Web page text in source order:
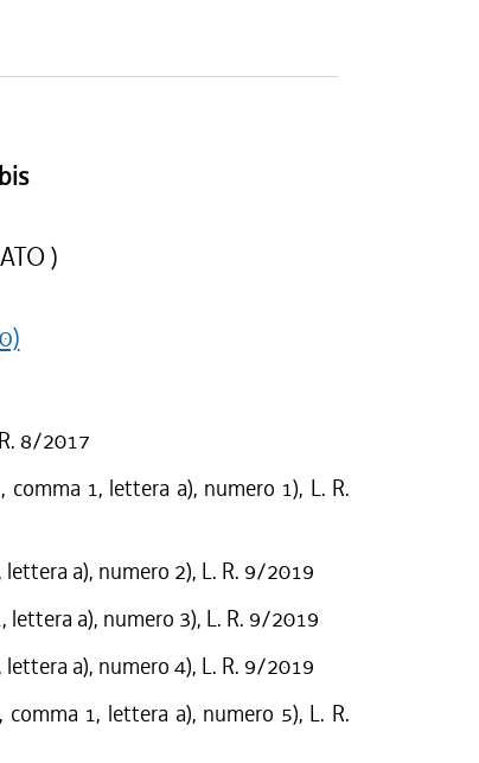
)
8/2017
1, lettera a), numero 1), L. R.
a), numero 2), L. R. 9/2019
a), numero 3), L. R. 9/2019
a), numero 4), L. R. 9/2019
1, lettera a), numero 5), L. R.